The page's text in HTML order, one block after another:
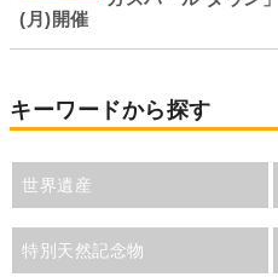
(月)開催
キーワードから探す
世界遺産
特別天然記念物